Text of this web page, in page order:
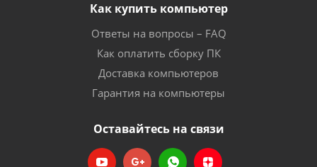
Как купить компьютер
Ответы на вопросы – FAQ
Как оплатить сборку ПК
Доставка компьютеров
Гарантия на компьютеры
Оставайтесь на связи